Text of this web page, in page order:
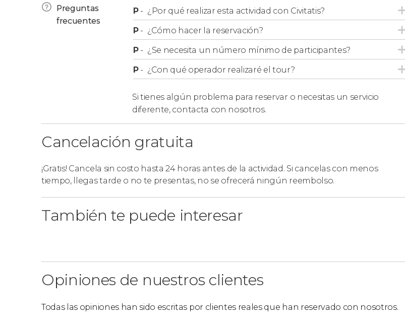
contacto con vosotros para confirmaros la hora exacta de recogida.
Excursión a las cuevas de San José para cruceros
Si llegáis en crucero a Valencia, podéis reservar la
excursión a las cuevas de San José para
. En este caso, os recogeremos en la terminal de cruceros y realizaremos el mismo
panorámica por Valenciamás detallada y vuestro grupo será más reducido.
Preguntas
frecuentes
P- ¿Por qué realizar esta actividad con Civitatis?
P- ¿Cómo hacer la reservación?
P- ¿Se necesita un número mínimo de participantes?
P- ¿Con qué operador realizaré el tour?
Si tienes algún problema para reservar o necesitas un servicio
diferente, contacta con nosotros.
Cancelación gratuita
¡Gratis! Cancela sin costo hasta 24 horas antes de la actividad. Si cancelas con menos
tiempo, llegas tarde o no te presentas, no se ofrecerá ningún reembolso.
También te puede interesar
Opiniones de nuestros clientes
Todas las opiniones han sido escritas por clientes reales que han reservado con nosotros.